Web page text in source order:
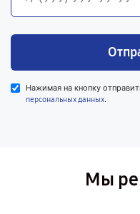
Нажимая на кнопку
персональных данных.
Мы